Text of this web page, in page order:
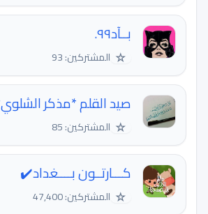
بــآد٩٩.
☆ المشتركين: 93
صيد القلم *مذكر
☆ المشتركين: 85
كـــارتــون بــــغداد✔️
☆ المشتركين: 47,400